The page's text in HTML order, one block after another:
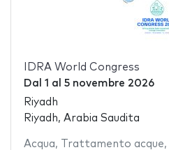
IDRA World Congress
Dal 1 al 5 novembre 2026
Riyadh
Riyadh, Arabia Saudita
Acqua, Trattamento acque,